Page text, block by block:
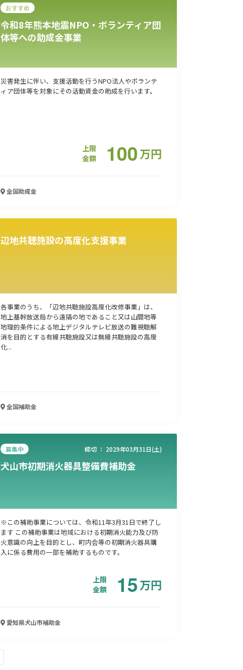
おすすめ
令和8年熊本地震NPO・ボランティア団
体等への助成金事業
災害発生に伴い、支援活動を行うNPO法人やボランテ
ィア団体等を対象にその活動資金の助成を行います。
上限
金額
100万円
全国助成金
辺地共聴施設の高度化支援事業
各事業のうち、「辺地共聴施設高度化改修事業」は、
地上基幹放送局から遠隔の地であること又は山間地等
地理的条件による地上デジタルテレビ放送の難視聴解
消を目的とする有線共聴施設又は無線共聴施設の高度
化...
全国補助金
募集中 締切 ： 2029年03月31日(土)
犬山市初期消火器具整備費補助金
※この補助事業については、令和11年3月31日で終了し
ます この補助事業は地域における初期消火能力及び防
火意識の向上を目的とし、町内会等の初期消火器具購
入に係る費用の一部を補助するものです。
上限
金額
15万円
愛知県犬山市補助金